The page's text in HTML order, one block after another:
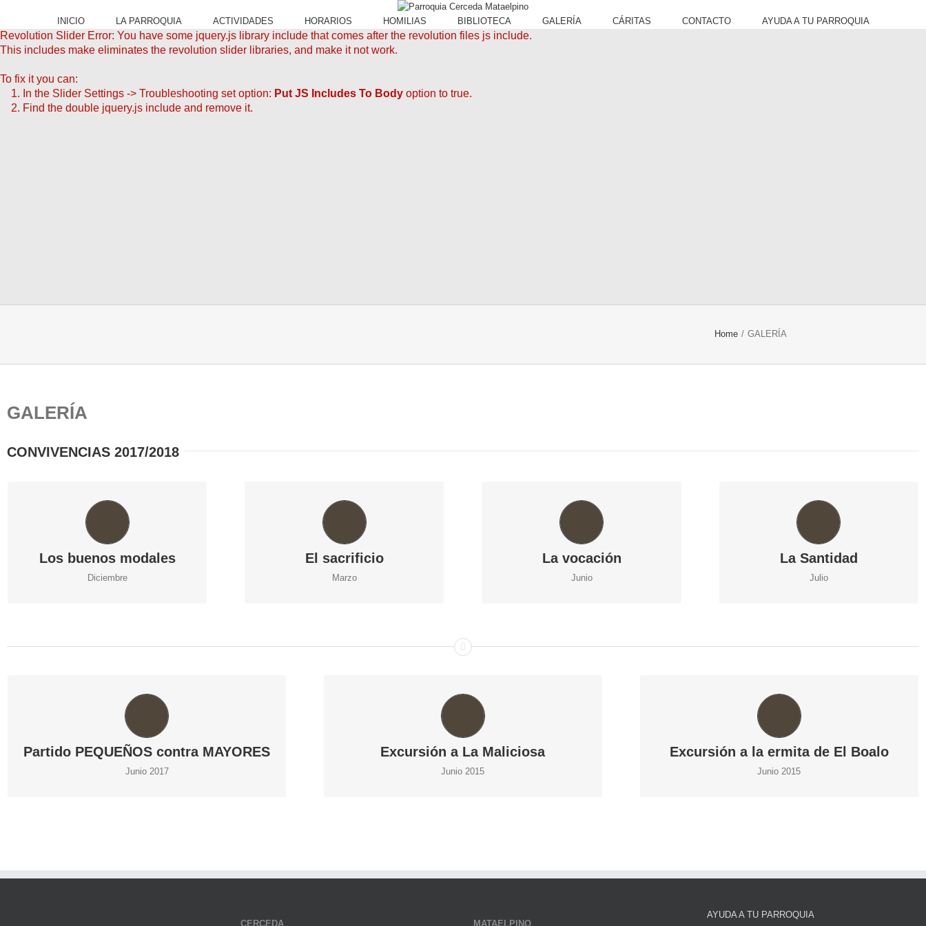
INICIO LA PARROQUIA ACTIVIDADES HORARIOS HOMILIAS BIBLIOTECA GALERÍA CÁRITAS CONTACTO AYUDA A TU PARROQUIA
Revolution Slider Error: You have some jquery.js library include that comes after the revolution files js include.
This includes make eliminates the revolution slider libraries, and make it not work.
To fix it you can:
1. In the Slider Settings -> Troubleshooting set option: Put JS Includes To Body option to true.
2. Find the double jquery.js include and remove it.
Home / GALERÍA
GALERÍA
CONVIVENCIAS 2017/2018
Los buenos modales
Diciembre
CONVIVENCIAS
El sacrificio
Marzo
CONVIVENCIAS
La vocación
Junio
CONVIVENCIAS
La Santidad
Julio
CONVIVENCIAS
Partido PEQUEÑOS contra MAYORES
Junio 2017
PARTIDO PEQUEÑOS CONTRA MAYORES
Excursión a La Maliciosa
Junio 2015
EXCURSIÓN A LA MALICIOSA
Excursión a la ermita de El Boalo
Junio 2015
EXCURSIÓN A LA ERMITA DE EL BOALO
CERCEDA MATAELPINO
AYUDA A TU PARROQUIA